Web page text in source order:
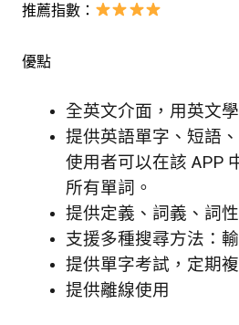
推薦指數：
優點
全英文介面，用英文
提供英語單字、短語
使用者可以在該 APP
所有單詞。
提供定義、詞義、詞
支援多種搜尋方法：
提供單字考試，定期
提供離線使用